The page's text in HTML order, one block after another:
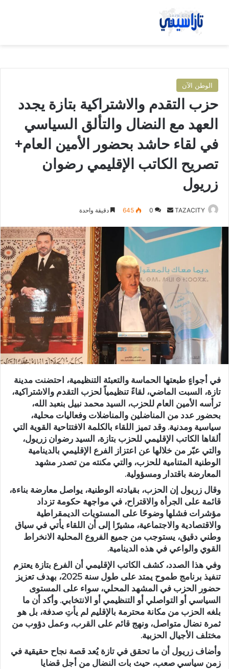
بحث عن
الوطن الآن
حزب التقدم والاشتراكية بتازة يجدد
العهد مع النضال والتألق السياسي
في لقاء حاشد بحضور الأمين العام+
تصريح الكاتب الإقليمي رضوان
زريول
TAZACITY
س
ب
ر
د
ا
إ
ل
ك
ت
و
ن
ي
0
645 دقيقة واحدة
في أجواءٍ طبعتها الحماسة والتعبئة التنظيمية، احتضنت مدينة
تازة، السبت الماضي، لقاءً تنظيمياً لحزب التقدم والاشتراكية،
ترأسه الأمين العام للحزب، السيد محمد نبيل بنعبد الله،
بحضور عدد من المناضلين والمناضلات وفعاليات محلية،
سياسية ومدنية. وقد تميز اللقاء بالكلمة الافتتاحية القوية التي
ألقاها الكاتب الإقليمي للحزب بتازة، السيد رضوان زريول،
والتي عبّر من خلالها عن اعتزاز الفرع الإقليمي بالدينامية
الوطنية المتنامية للحزب، والتي مكنته من تصدر مشهد
المعارضة باقتدار ومسؤولية.
وقال زريول إن الحزب، بقيادته الوطنية، يواصل معارضة بناءة،
قائمة على الجرأة والاقتراح، في مواجهة حكومة تزداد
مؤشرات فشلها وضوحًا على المستويات الديمقراطية
والاقتصادية والاجتماعية، مشيرًا إلى أن اللقاء يأتي في سياق
وطني دقيق، يستوجب من جميع الفروع المحلية الانخراط
القوي والواعي في هذه الدينامية.
وفي هذا الصدد، كشف الكاتب الإقليمي أن الفرع بتازة يعتزم
تنفيذ برنامج طموح يمتد على طول سنة 2025، بهدف تعزيز
حضور الحزب في المشهد المحلي، سواء على المستوى
السياسي أو التواصلي أو التنظيمي أو الانتخابي. وأكد أن ما
بلغه الحزب من مكانة محترمة بالإقليم لم يأتِ صدفة، بل هو
ثمرة نضال متواصل، ونهج قائم على القرب، وعمل دؤوب من
مختلف الأجيال الحزبية.
وأضاف زريول أن ما تحقق في تازة يُعد قصة نجاح حقيقية في
زمن سياسي صعب، حيث بات النضال من أجل قضايا